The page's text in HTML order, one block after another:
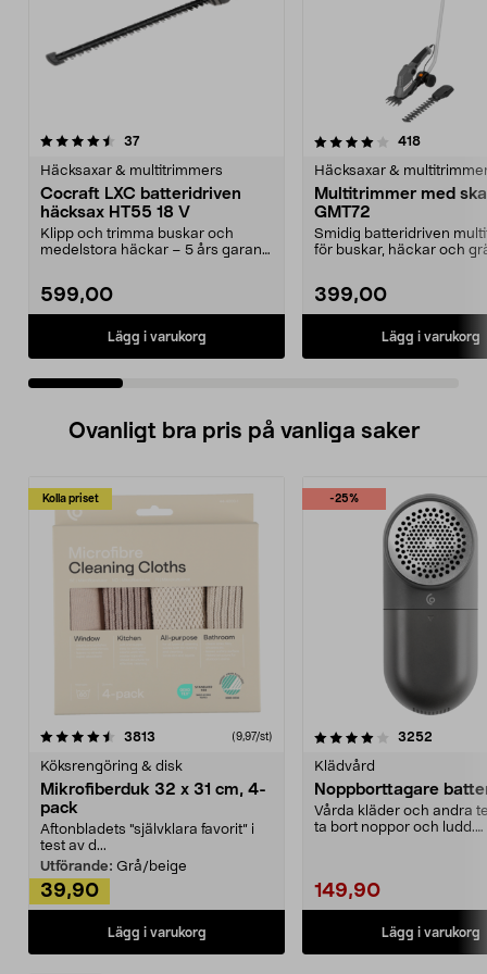
37recensioner
Häcksaxar & multitrimmers
Cocraft LXC batteridriven
häcksax HT55 18 V
Klipp och trimma buskar och
medelstora häckar – 5 års garanti.
599,00
Lägg i varukorg
4.0 av 5 stjärnor 418
Häcksaxar &
Multitrimmer med
GMT72
Smidig batteridriven
för buskar, häckar och
399,00
Lägg i varukorg
4.0 av 5 stjärnor
Ovanligt bra pris på vanliga saker
Kolla priset
3813 (9,97/st)
Köksrengöring & disk
Mikrofiberduk 32 x 31 cm, 4-
pack
Aftonbladets "självklara favorit” i
test av d...
Utförande: Grå/beige
39,90
Lägg i varukorg
-25%
4.0av 5 stjärnor 3252
Klädvård
Noppborttagare
Vårda kläder och andra
ta bort noppor och ludd.
149,90
Lägg i varukorg
4.5av 5 stjärnor